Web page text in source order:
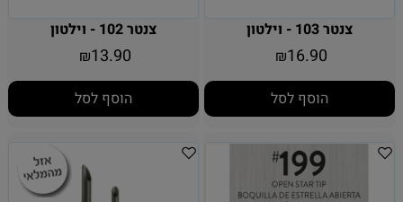
צנטר 103 - וילטון
₪16.90
הוסף לסל
צנטר 102 - וילטון
₪13.90
הוסף לסל